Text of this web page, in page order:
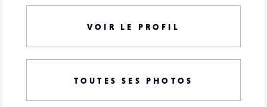
VOIR LE PROFIL
TOUTES SES PHOTOS